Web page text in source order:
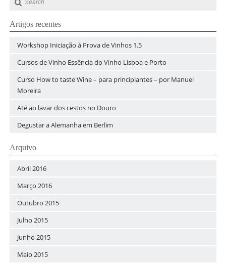
Artigos recentes
Workshop Iniciação à Prova de Vinhos 1.5
Cursos de Vinho Essência do Vinho Lisboa e Porto
Curso How to taste Wine – para principiantes – por Manuel
Moreira
Até ao lavar dos cestos no Douro
Degustar a Alemanha em Berlim
Arquivo
Abril 2016
Março 2016
Outubro 2015
Julho 2015
Junho 2015
Maio 2015